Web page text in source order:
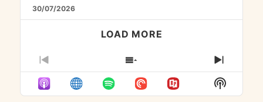
30/07/2026
LOAD MORE
PREVIOUS
EPISODE
SHOW
EPISODES
LIST
NEXT
Show
Podcast